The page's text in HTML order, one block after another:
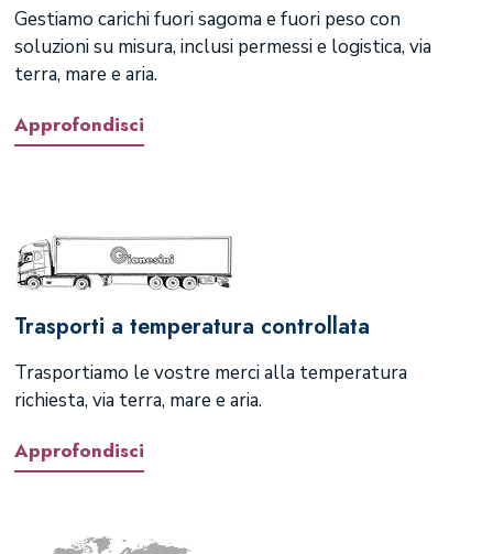
Gestiamo carichi fuori sagoma e fuori peso con
soluzioni su misura, inclusi permessi e logistica, via
terra, mare e aria.
Approfondisci
Trasporti a temperatura controllata
Trasportiamo le vostre merci alla temperatura
richiesta, via terra, mare e aria.
Approfondisci